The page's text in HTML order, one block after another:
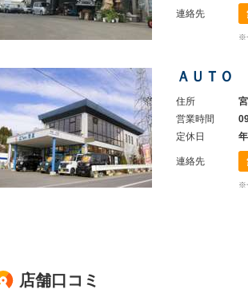
連絡先
※
ＡＵＴＯ
住所
営業時間
定休日
連絡先
※
店舗口コミ